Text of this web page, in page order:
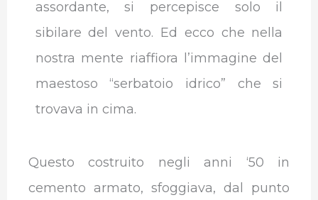
assordante, si percepisce solo il
sibilare del vento. Ed ecco che nella
nostra mente riaffiora l’immagine del
maestoso “serbatoio idrico” che si
trovava in cima.
Questo costruito negli anni ‘50 in
cemento armato, sfoggiava, dal punto